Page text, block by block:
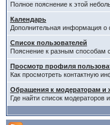
Полное пояснение к этой
Календарь
Дополнительная информация о
Список пользователей
Пояснение к разным способам
Просмотр профиля
Как просмотреть контактную
Обращения к модераторам и
Где найти список модераторов